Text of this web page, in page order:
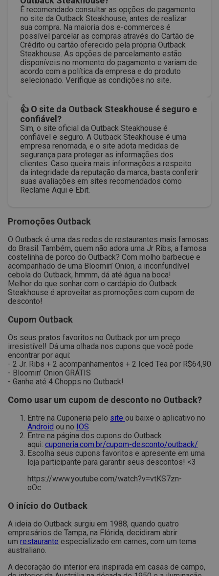
É recomendado consultar as opções de pagamento
no site da Outback Steakhouse, antes de realizar
sua compra. Na maioria dos e-commerces é
possível parcelar as compras através do Cartão de
Crédito ou cartão oferecido pela própria Outback
Steakhouse. As opções de parcelamento estão
disponíveis no momento do pagamento e variam de
acordo com a política da empresa e do produto
selecionado. Verifique as condições no site.
👍 O site da Outback Steakhouse é seguro e
confiável?
Sim, o site oficial da Outback Steakhouse é
confiável e seguro. A Outback Steakhouse é uma
empresa renomada, e o site adota medidas de
segurança para proteger as informações dos
clientes. Caso queira mais informações a respeito
da integridade da reputação da marca, basta conferir
suas avaliações em sites recomendados como
Reclame Aqui e Ebit.
Promoções Outback
O Outback é uma das redes de restaurantes mais famosas
do Brasil. Também, quem não adora uma Jr Ribs, a famosa
costelinha de porco do Outback? Com molho barbecue e
acompanhado de uma Bloomin’ Onion, a inconfundível
cebola do Outback, hmmm, dá até água na boca!
Melhor do que sonhar com o cardápio do Outback
Steakhouse é aproveitar as promoções com cupom de
desconto!
Cupom Outback
Os seus pratos favoritos no Outback por um preço
irresistível! Dá uma olhada nos cupons que você pode
encontrar por aqui:
- 2 Jr. Ribs + 2 acompanhamentos + 2 Iced Tea por R$64,90
- Bloomin’ Onion GRÁTIS
- Ganhe até 4 Chopps no Outback!
Como usar um cupom de desconto no Outback?
Entre na Cuponeria pelo site ou baixe o aplicativo no
Android ou no IOS
Entre na página dos cupons do Outback
aqui: cuponeria.com.br/cupom-desconto/outback/
Escolha seus cupons favoritos e apresente em uma
loja participante para garantir seus descontos! <3
https://www.youtube.com/watch?v=vtKS7zn-
oOc
O início do Outback
A ideia do Outback surgiu em 1988, quando quatro
empresários de Tampa, na Flórida, decidiram abrir
um restaurante especializado em carnes, com um tema
australiano.
A decoração do interior era inspirada em casas de campo,